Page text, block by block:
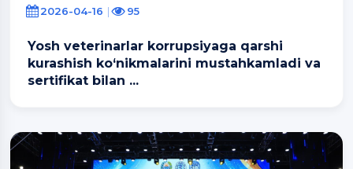
2026-04-16 95
Yosh veterinarlar korrupsiyaga qarshi
kurashish ko‘nikmalarini mustahkamladi va
sertifikat bilan ...